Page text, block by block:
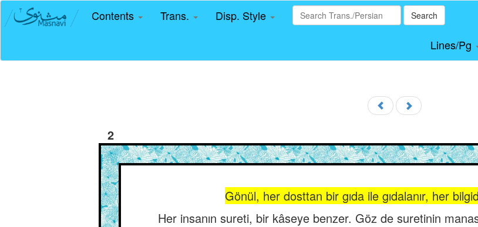
Contents Trans. Disp. Style Search
Lines/Pg
2
Gönül, her dosttan bir gıda ile gıdalanır, her
Her insanın sureti, bir kâseye benzer. Göz de suretinin